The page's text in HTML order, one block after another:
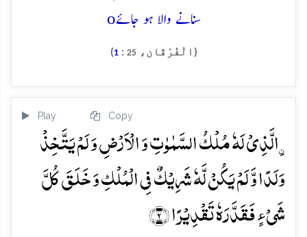
سنانے والا ہو جائےo
(الْفُرْقَان،25
:
1
)
Play Copy
ۣالَّذِیۡ لَہٗ مُلۡکُ السَّمٰوٰتِ وَ الۡاَرۡضِ وَ لَمۡ یَتَّخِذۡ
وَلَدًا وَّ لَمۡ یَکُنۡ لَّہٗ شَرِیۡکٌ فِی الۡمُلۡکِ وَ خَلَقَ کُلَّ
شَیۡءٍ فَقَدَّرَہٗ تَقۡدِیۡرًا ﴿۲﴾